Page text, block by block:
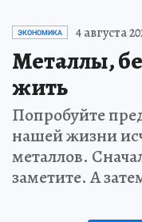
ЭКОНОМИКА 4 августа
Металлы,
жить
Попробуйте
нашей жизни
металлов.
заметите. А